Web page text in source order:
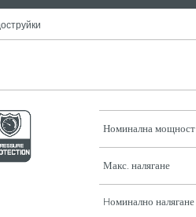
Номинална мощност
Макс. налягане
Hоминално налягане